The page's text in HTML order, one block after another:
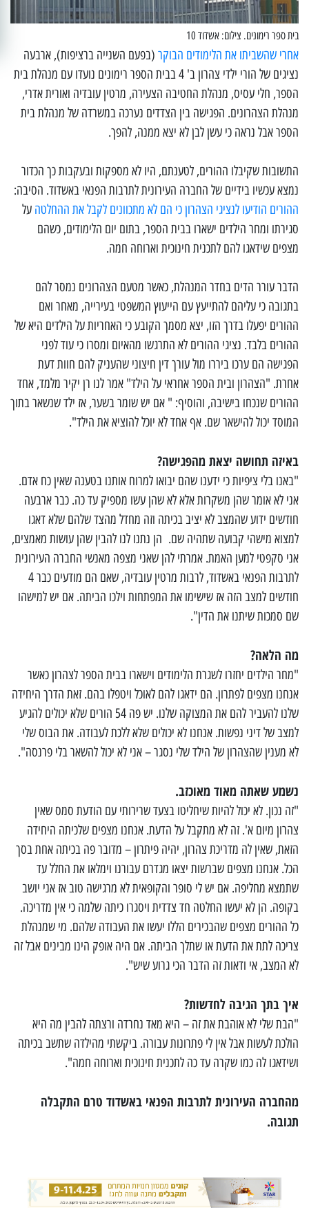
בית ספר רימונים. צילום: אשדוד 10
אחרי שהשביתו את הלימודים הבוקר (בפעם השנייה ברציפות), ארבעה
נציגים של הורי ילדי צהרון ב' 4 בבית הספר רימונים נועדו עם מנהלת בית
הספר, חלי עסיס, מנהלת החטיבה הצעירה, מרטין עובדיה ואורית אדרי,
מנהלת הצהרונים. הפגישה בין הצדדים נערכה במשרדה של מנהלת בית
הספר אבל נראה כי עשן לבן לא יצא ממנה, להפך.
התשובות שקיבלו ההורים, לטענתם, היו לא מספקות ובעקבות כך הכדור
נמצא עכשיו בידיים של החברה העירונית לתרבות הפנאי באשדוד. הסיבה:
ההורים הודיעו לנציגי הצהרון כי הם לא מתכוונים לקבל את ההחלטה על
סגירתו ומחר הילדים ישארו בבית הספר, בתום יום הלימודים, כשהם
מצפים שידאגו להם לתכנית חינוכית וארוחה חמה.
הדבר עורר הדים בחדר המנהלת, כאשר מטעם הצהרונים נמסר להם
בתגובה כי עליהם להתייעץ עם הייעוץ המשפטי בעירייה, מאחר ואם
ההורים יפעלו בדרך הזו, יצא מסמך הקובע כי האחריות על הילדים היא של
ההורים בלבד. נציגי ההורים לא התרגשו מהאיום ומסרו כי עוד לפני
הפגישה הם ערכו ביררו מול עורך דין חיצוני שהעניק להם חוות דעת
אחרת. "הצהרון ובית הספר אחראי על הילד" אמר לנו רן יקיר מלמד, אחד
ההורים שנכחו בישיבה, והוסיף: " אם יש שומר בשער, אז ילד שנשאר בתוך
המוסד יכול להישאר שם. אף אחד לא יוכל להוציא את הילד".
באיזה תחושה יצאת מהפגישה?
"באנו בלי ציפיות כי ידענו שהם יבואו למרוח אותנו בטענה שאין כח אדם.
אני לא אומר שהן משקרות אלא לא שהן עשו מספיק עד כה. כבר ארבעה
חודשים ידוע שהמצב לא יציב בכיתה וזה מחדל מהצד שלהם שלא דאגו
למצוא מישהי קבועה שתהיה שם. הן נתנו לנו להבין שהן עושות מאמצים,
אני סקפטי למען האמת. אמרתי להן שאני מצפה מאנשי החברה העירונית
לתרבות הפנאי באשדוד, לרבות מרטין עובדיה, שאם הם מודעים כבר 4
חודשים למצב הזה אז שישימו את המפתחות וילכו הביתה. אם יש למישהו
שם סמכות שיתנו את הדין".
מה הלאה?
"מחר הילדים יחזרו לשגרת הלימודים וישארו בבית הספר לצהרון כאשר
אנחנו מצפים לפתרון. הם ידאגו להם לאוכל ויטפלו בהם. זאת הדרך היחידה
שלנו להעביר להם את המצוקה שלנו. יש פה 54 הורים שלא יכולים להגיע
למצב של דיני נפשות. אנחנו לא יכולים שלא ללכת לעבודה. את הבוס שלי
לא מענין שהצהרון של הילד שלי נסגר – אני לא יכול להשאר בלי פרנסה".
נשמע שאתה מאוד מאוכזב.
"זה נכון. לא יכול להיות שיחליטו בצעד שרירותי עם הודעת סמס שאין
צהרון מיום א'. זה לא מתקבל על הדעת. אנחנו מצפים שלכיתה היחידה
הזאת, שאין לה מדריכת צהרון, יהיה פיתרון – מדובר פה בכיתה אחת בסך
הכל. אנחנו מצפים שברשות יצאו מגדרם עבורנו וימלאו את החלל עד
שתמצא מחליפה. אם יש לי סופר והקופאית לא מרגישה טוב אז אני יושב
בקופה. הן לא יעשו החלטה חד צדדית ויסגרו כיתה שלמה כי אין מדריכה.
כל ההורים מצפים שהבכירים הללו יעשו את העבודה שלהם. מי שמנהלת
צריכה לתת את הדעת או שתלך הביתה. אם היה אופק הינו מבינים אבל זה
לא המצב, אי ודאות זה הדבר הכי גרוע שיש".
איך בתך הגיבה לחדשות?
"הבת שלי לא אוהבת את זה – היא מאד נחרדה ורצתה להבין מה היא
הולכת לעשות אבל אין לי פתרונות עבורה. ביקשתי מהילדה שתשב בכיתה
ושידאגו לה כמו שקרה עד כה לתכנית חינוכית וארוחה חמה".
מהחברה העירונית לתרבות הפנאי באשדוד טרם התקבלה
תגובה.